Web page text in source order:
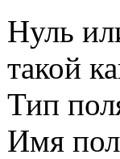
Нуль
такой
Тип
Имя